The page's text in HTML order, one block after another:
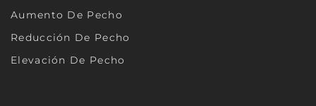
Aumento De Pecho
Reducción De Pecho
Elevación De Pecho